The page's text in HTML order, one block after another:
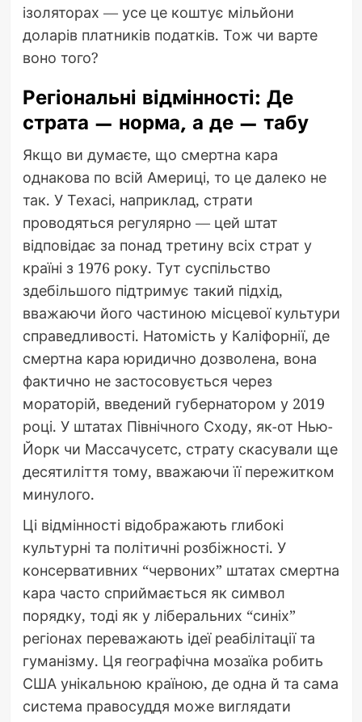
ізоляторах — усе це коштує мільйони
доларів платників податків. Тож чи варте
воно того?
Регіональні відмінності: Де
страта — норма, а де — табу
Якщо ви думаєте, що смертна кара
однакова по всій Америці, то це далеко не
так. У Техасі, наприклад, страти
проводяться регулярно — цей штат
відповідає за понад третину всіх страт у
країні з 1976 року. Тут суспільство
здебільшого підтримує такий підхід,
вважаючи його частиною місцевої культури
справедливості. Натомість у Каліфорнії, де
смертна кара юридично дозволена, вона
фактично не застосовується через
мораторій, введений губернатором у 2019
році. У штатах Північного Сходу, як-от Нью-
Йорк чи Массачусетс, страту скасували ще
десятиліття тому, вважаючи її пережитком
минулого.
Ці відмінності відображають глибокі
культурні та політичні розбіжності. У
консервативних “червоних” штатах смертна
кара часто сприймається як символ
порядку, тоді як у ліберальних “синіх”
регіонах переважають ідеї реабілітації та
гуманізму. Ця географічна мозаїка робить
США унікальною країною, де одна й та сама
система правосуддя може виглядати